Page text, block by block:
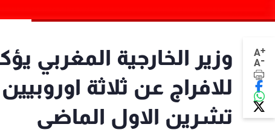
A+
A-
وزير الخارجية المغربي
تشرين الاول الماضي